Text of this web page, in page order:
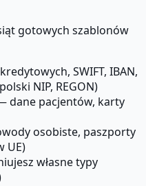
gotowych szablonów
SWIFT, IBAN,
NIP, REGON)
dane pacjentów, karty
osobiste, paszporty
UE)
własne typy